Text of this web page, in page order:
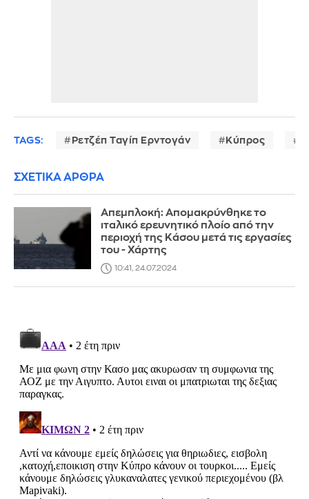
TAGS: Ρετζέπ Ταγίπ Ερντογάν Κύπρος
ΣΧΕΤΙΚΑ ΑΡΘΡΑ
Απεμπλοκή: Απομακρύνθηκε το
ιταλικό ερευνητικό πλοίο από την
περιοχή της Κάσου μετά τις εργασίες
του - Χάρτης
10:41, 24.07.2024